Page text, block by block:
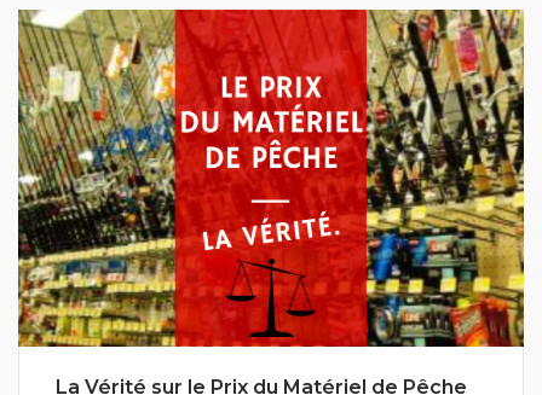
La Vérité sur le Prix du Matériel de Pêche